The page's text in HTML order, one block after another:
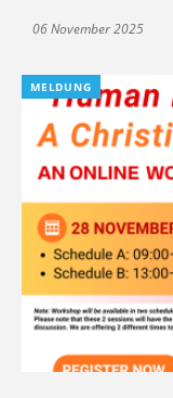
06 November 2025
MELDUNG